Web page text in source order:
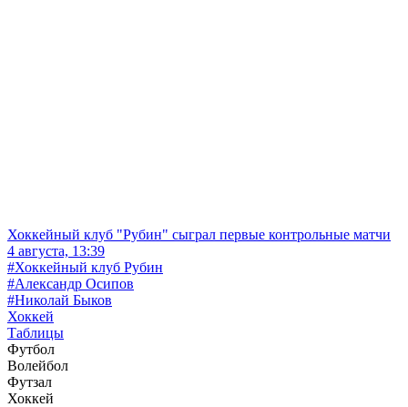
Хоккейный клуб "Рубин" сыграл первые контрольные матчи
4 августа, 13:39
#Хоккейный клуб Рубин
#Александр Осипов
#Николай Быков
Хоккей
Таблицы
Футбол
Волейбол
Футзал
Хоккей